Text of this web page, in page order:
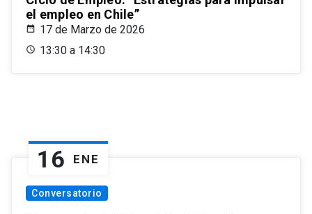
el empleo en Chile”
17 de Marzo de 2026
13:30 a 14:30
16 ENE
Conversatorio